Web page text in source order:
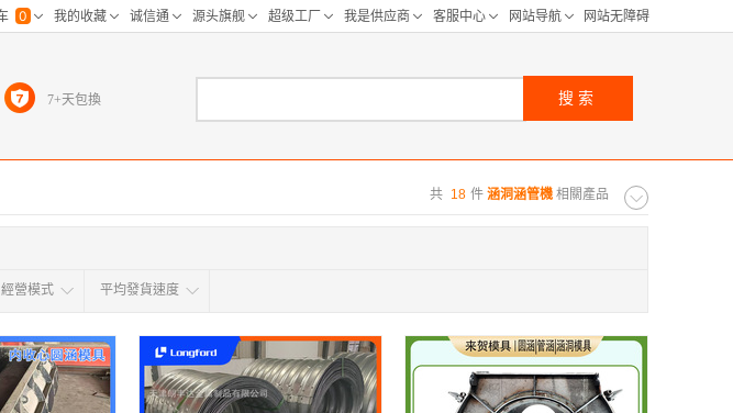
共 18 件 涵洞涵管機 相關產品
采购距离:
华东区 华南区 华中区 华北区
經營模式 平均發貨速度
7+天包換 搜索